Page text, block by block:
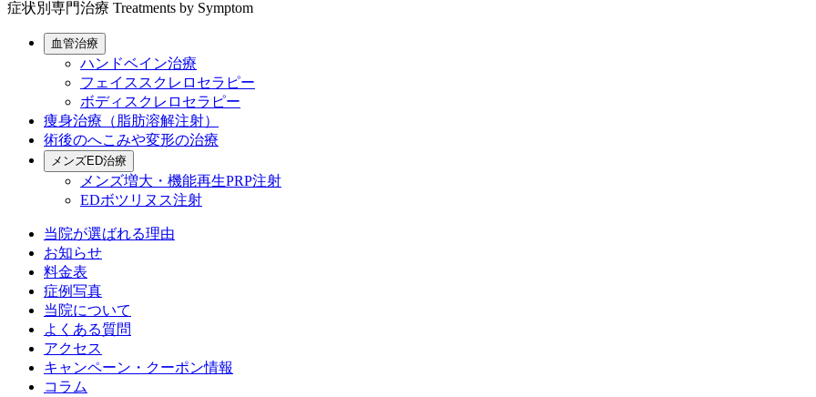
症状別専門治療 Treatments by Symptom
血管治療
ハンドベイン治療
フェイススクレロセラピー
ボディスクレロセラピー
痩身治療（脂肪溶解注射）
術後のへこみや変形の治療
メンズED治療
メンズ増大・機能再生PRP注射
EDボツリヌス注射
当院が選ばれる理由
お知らせ
料金表
症例写真
当院について
よくある質問
アクセス
キャンペーン・クーポン情報
コラム